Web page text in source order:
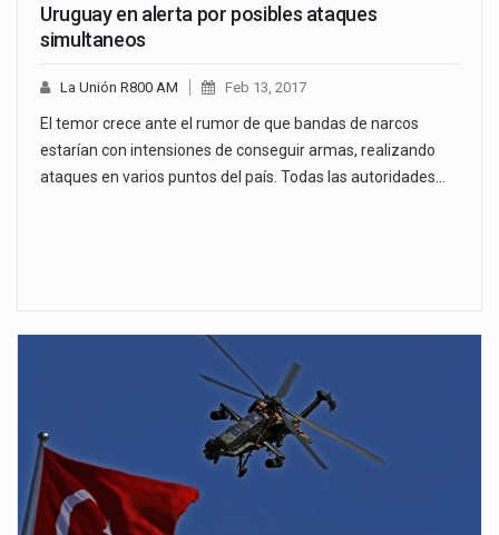
Uruguay en alerta por posibles ataques
simultaneos
La Unión R800 AM Feb 13, 2017
El temor crece ante el rumor de que bandas de narcos
estarían con intensiones de conseguir armas, realizando
ataques en varios puntos del país. Todas las autoridades…